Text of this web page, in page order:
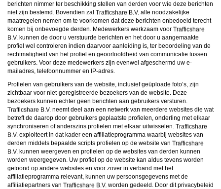
berichten nimmer ter beschikking stellen van derden voor wie deze berichten
niet zijn bestemd. Bovendien zal
alle noodzakelijke
maatregelen nemen om te voorkomen dat deze berichten onbedoeld terecht
komen bij onbevoegde derden. Medewerkers werkzaam voor
kunnen de door u verstuurde berichten en het door u aangemaakte
profiel wel controleren indien daarvoor aanleiding is, ter beoordeling van de
rechtmatigheid van het profiel en geoorloofdheid van communicatie tussen
gebruikers. Voor deze medewerkers zijn evenwel afgeschermd uw e-
mailadres, telefoonnummer en IP-adres.
Profielen van gebruikers van de website, inclusief geüploade foto’s, zijn
zichtbaar voor niet-geregistreerde bezoekers van de website. Deze
bezoekers kunnen echter geen berichten aan gebruikers versturen.
neemt deel aan een netwerk van meerdere websites die wat
betreft de daarop door gebruikers geplaatste profielen, onderling met elkaar
synchroniseren of anderszins profielen met elkaar uitwisselen.
exploiteert in dat kader een affiliatieprogramma waarbij websites van
derden middels bepaalde scripts profielen op de website van
kunnen weergeven en profielen op de websites van derden kunnen
worden weergegeven. Uw profiel op de website kan aldus tevens worden
getoond op andere websites en voor zover in verband met het
affiliatieprogramma relevant, kunnen uw persoonsgegevens met de
affiliatiepartners van
worden gedeeld. Door dit privacybeleid